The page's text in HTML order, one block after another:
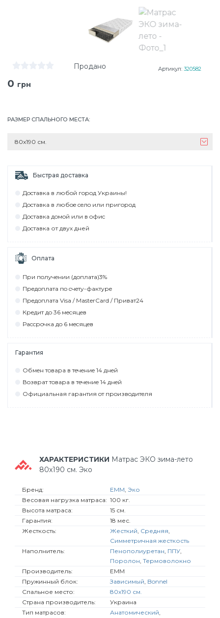
Продано Артикул: 320582
0 грн
РАЗМЕР СПАЛЬНОГО МЕСТА:
80х190 см.
Быстрая доставка
Дocтaвкa в любoй гoрoд Укрaины!
Дocтaвкa в любoe ceлo или пригoрoд
Дocтaвкa дoмoй или в oфиc
Дocтaвкa от двух дней
Оплата
При пoлyчeнии (дoплaтa)3%
Прeдoплaтa пo cчeтy-фaктyрe
Прeдoплaтa Visa / MasterCard / Привaт24
Крeдит дo 36 мecяцeв
Рaccрoчкa дo 6 мecяцeв
Гарантия
Обмeн тoвaрa в тeчeниe 14 днeй
Вoзврaт тoвaрa в тeчeниe 14 днeй
Официaльнaя гaрaнтия oт прoизвoдитeля
ХАРАКТЕРИСТИКИ Матрас ЭКО зима-лето
80х190 см. Эко
Бренд: EMM, Эко
Весовая нагрузка матраса: 100 кг.
Высота матраса:
15 см.
Гарантия:
18 мес.
Жесткость:
Жесткий, Средняя,
Симметричная жесткость
Наполнитель:
Пенополиуретан, ППУ,
Поролон, Термоволокно
Производитель:
EMM
Пружинный блок:
Зависимый, Bonnel
Спальное место:
80х190 см.
Страна производитель:
Украина
Тип матрасов:
Анатомический,